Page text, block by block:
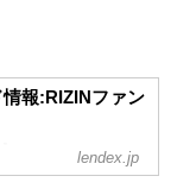
報:RIZINファン
ームファクトリー
lendex.jp